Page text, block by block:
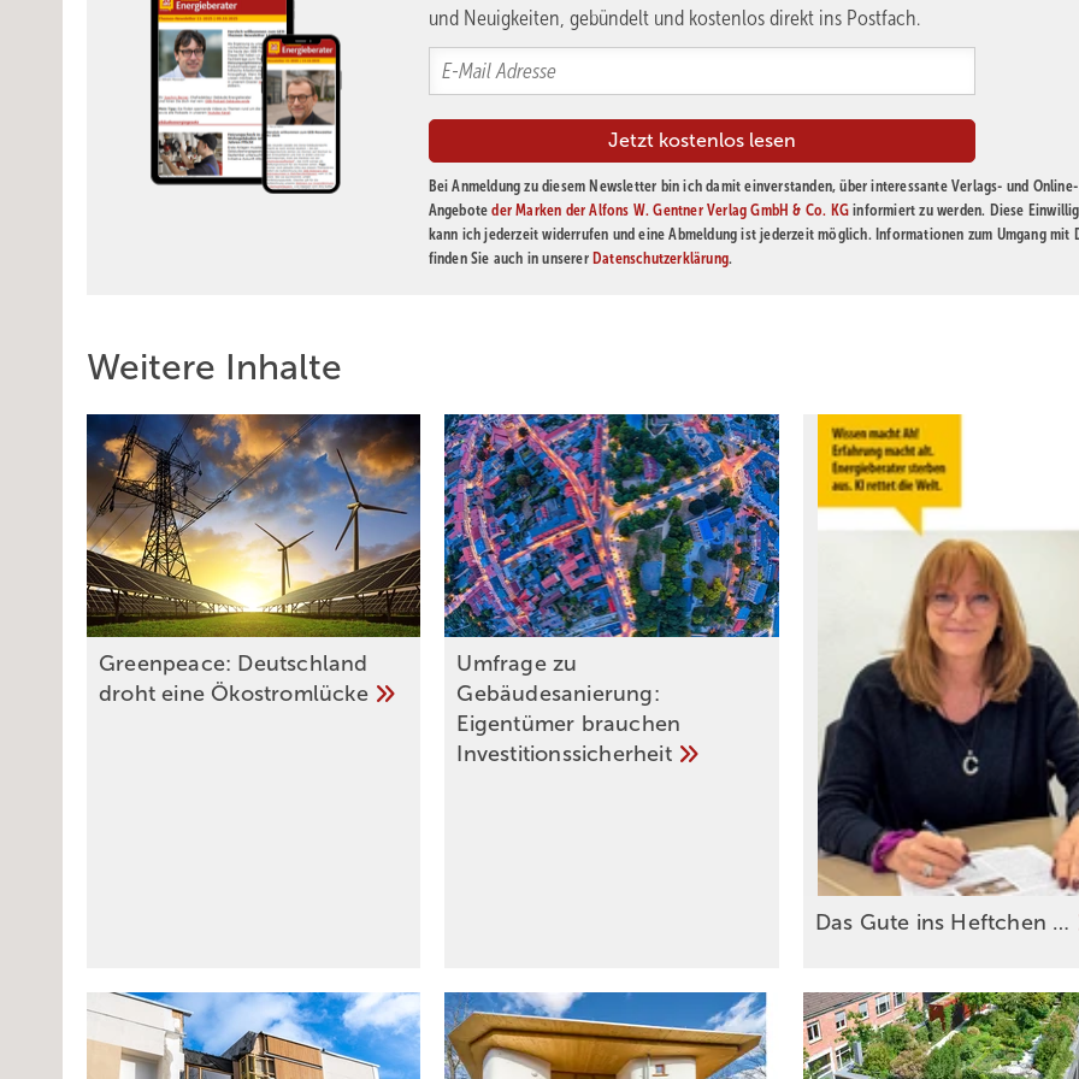
und Neuigkeiten, gebündelt und kostenlos direkt ins Postfach.
Bei Anmeldung zu diesem Newsletter bin ich damit einverstanden, über interessante Verlags- und Online-
Angeboteder Marken der Alfons W. Gentner Verlag GmbH & Co. KG informiert zu werden. Diese
kann ich jederzeit widerrufen und eine Abmeldung ist jederzeit möglich. Informationen zum Umgang mit
finden Sie auch in unserer Datenschutzerklärung.
Weitere Inhalte
Greenpeace: Deutschland
droht eine Ökostromlücke
Umfrage zu
Gebäudesanierung:
Eigentümer brauchen
Investitionssicherheit
Das Gute ins Heftchen …